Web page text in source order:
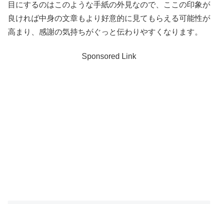
目にするのはこのような手紙の外見なので、ここの印象が
良ければ中身の文章もより好意的に見てもらえる可能性が
高まり、感謝の気持ちがぐっと伝わりやすくなります。
Sponsored Link